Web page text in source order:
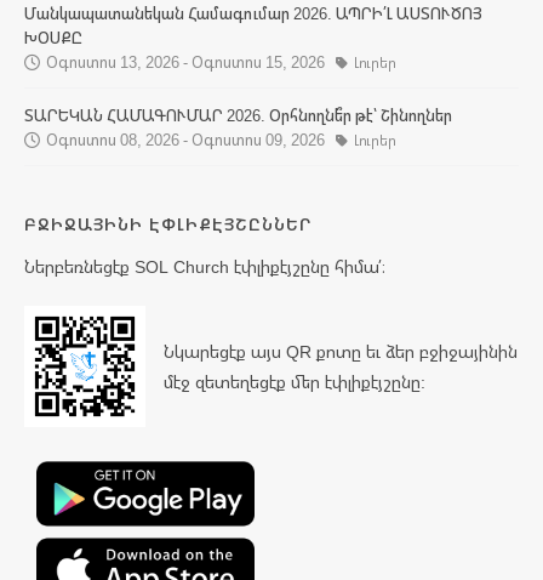
Մանկապատանեկան Համագումար 2026. ԱՊՐԻ՛Լ ԱՍՏՈՒԾՈՅ
ԽՕՍՔԸ
Օգոստոս 13, 2026 - Օգոստոս 15, 2026
Լուրեր
ՏԱՐԵԿԱՆ ՀԱՄԱԳՈՒՄԱՐ 2026. Օրհնողնե՞ր թէ՝ Շինողներ
Օգոստոս 08, 2026 - Օգոստոս 09, 2026
Լուրեր
ԲՋԻՋԱՅԻՆԻ ԷՓԼԻՔԷՅՇԸՆՆԵՐ
Ներբեռնեցէք SOL Church էփլիքէյշընը հիմա՛։
Նկարեցէք այս QR քոտը եւ ձեր բջիջայինին
մէջ զետեղեցէք մեր էփլիքէյշընը: